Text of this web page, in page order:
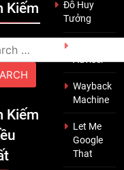
Kiếm
Kiếm
Đỗ Huy
Tưởng
Adviser
Wayback
Machine
Let Me
Google
That